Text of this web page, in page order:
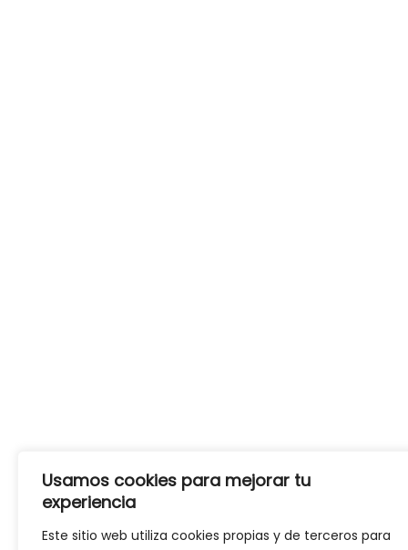
Usamos cookies para mejorar tu
experiencia
Este sitio web utiliza cookies propias y de terceros para